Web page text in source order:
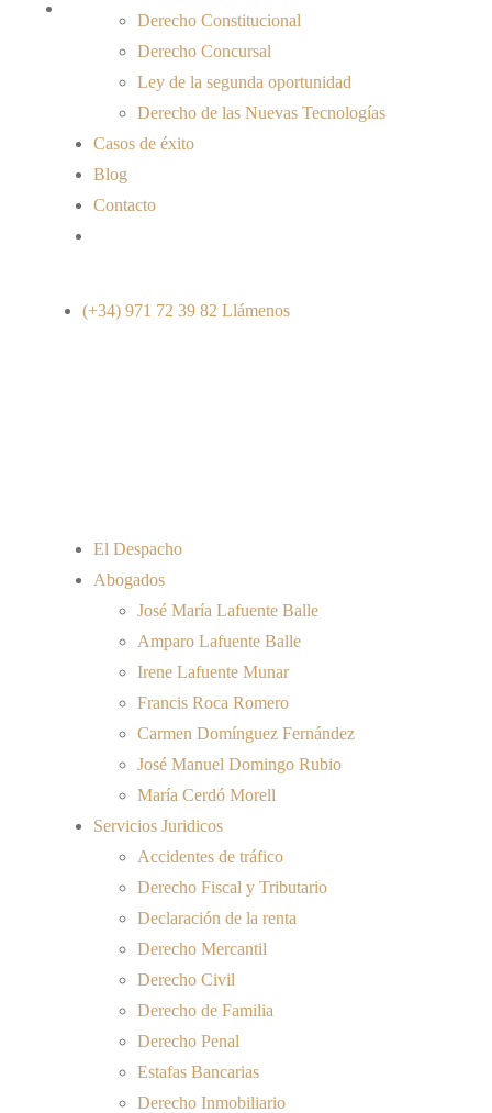
Derecho Constitucional
Derecho Concursal
Ley de la segunda oportunidad
Derecho de las Nuevas Tecnologías
Casos de éxito
Blog
Contacto
(+34) 971 72 39 82 Llámenos
El Despacho
Abogados
José María Lafuente Balle
Amparo Lafuente Balle
Irene Lafuente Munar
Francis Roca Romero
Carmen Domínguez Fernández
José Manuel Domingo Rubio
María Cerdó Morell
Servicios Juridicos
Accidentes de tráfico
Derecho Fiscal y Tributario
Declaración de la renta
Derecho Mercantil
Derecho Civil
Derecho de Familia
Derecho Penal
Estafas Bancarias
Derecho Inmobiliario